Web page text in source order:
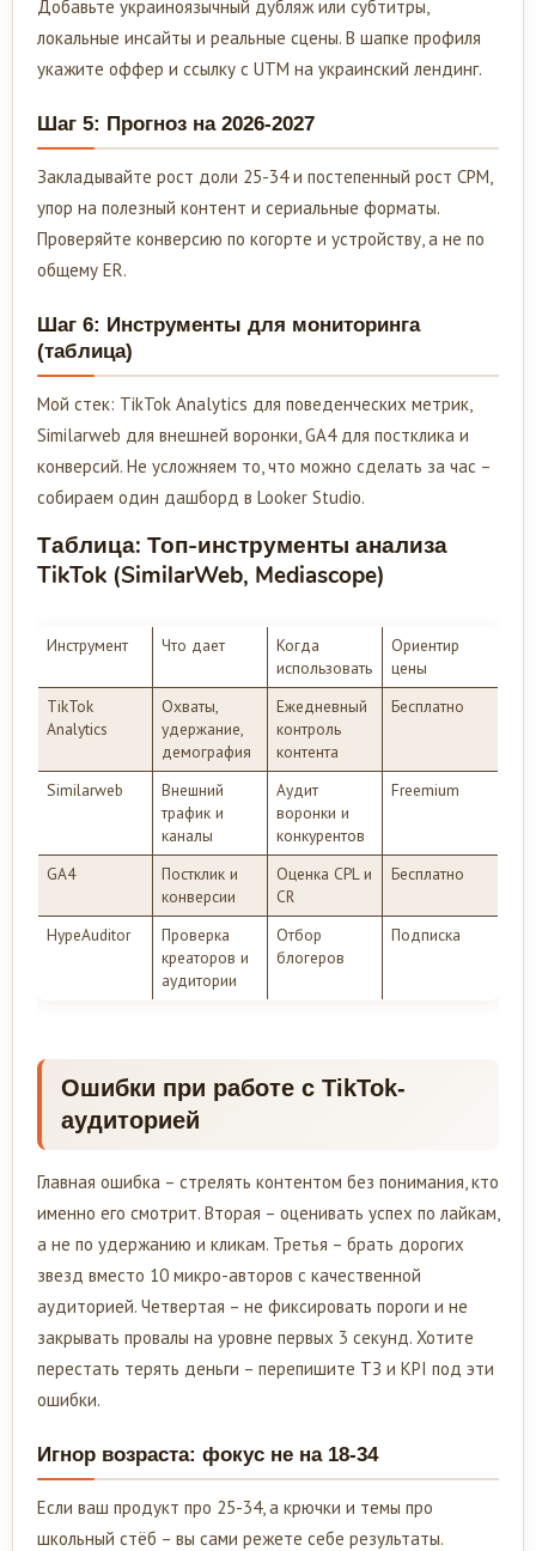
Добавьте украиноязычный дубляж или субтитры,
локальные инсайты и реальные сцены. В шапке профиля
укажите оффер и ссылку с UTM на украинский лендинг.
Шаг 5: Прогноз на 2026-2027
Закладывайте рост доли 25-34 и постепенный рост CPM,
упор на полезный контент и сериальные форматы.
Проверяйте конверсию по когорте и устройству, а не по
общему ER.
Шаг 6: Инструменты для мониторинга
(таблица)
Мой стек: TikTok Analytics для поведенческих метрик,
Similarweb для внешней воронки, GA4 для постклика и
конверсий. Не усложняем то, что можно сделать за час –
собираем один дашборд в Looker Studio.
Таблица: Топ-инструменты анализа
TikTok (SimilarWeb, Mediascope)
Инструмент Что дает
Когда
использовать
Ориентир
цены
TikTok
Analytics
Охваты,
удержание,
демография
Ежедневный
контроль
контента
Бесплатно
Similarweb
Внешний
трафик и
каналы
Аудит
воронки и
конкурентов
Freemium
GA4
Постклик и
конверсии
Оценка CPL и
CR
Бесплатно
HypeAuditor
Проверка
креаторов и
аудитории
Отбор
блогеров
Подписка
Ошибки при работе с TikTok-
аудиторией
Главная ошибка – стрелять контентом без понимания, кто
именно его смотрит. Вторая – оценивать успех по лайкам,
а не по удержанию и кликам. Третья – брать дорогих
звезд вместо 10 микро-авторов с качественной
аудиторией. Четвертая – не фиксировать пороги и не
закрывать провалы на уровне первых 3 секунд. Хотите
перестать терять деньги – перепишите ТЗ и KPI под эти
ошибки.
Игнор возраста: фокус не на 18-34
Если ваш продукт про 25-34, а крючки и темы про
школьный стёб – вы сами режете себе результаты.